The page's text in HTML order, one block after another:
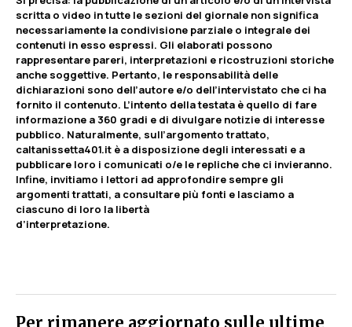
scritta o video in tutte le sezioni del giornale non significa
necessariamente la condivisione parziale o integrale dei
contenuti in esso espressi. Gli elaborati possono
rappresentare pareri, interpretazioni e ricostruzioni storiche
anche soggettive. Pertanto, le responsabilità delle
dichiarazioni sono dell’autore e/o dell’intervistato che ci ha
fornito il contenuto. L’intento della testata è quello di fare
informazione a 360 gradi e di divulgare notizie di interesse
pubblico. Naturalmente, sull’argomento trattato,
caltanissetta401.it è a disposizione degli interessati e a
pubblicare loro i comunicati o/e le repliche che ci invieranno.
Infine, invitiamo i lettori ad approfondire sempre gli
argomenti trattati, a consultare più fonti e lasciamo a
ciascuno di loro la libertà
d’interpretazione.
Per rimanere aggiornato sulle ultime